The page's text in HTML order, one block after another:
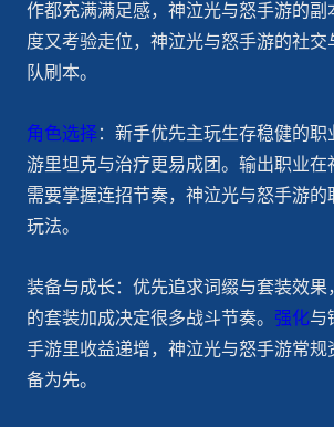
作都充满满足感，神泣光与怒手游的副
度又考验走位，神泣光与怒手游的社交
队刷本。
角色选择：新手优先主玩生存稳健的职
游里坦克与治疗更易成团。输出职业在
需要掌握连招节奏，神泣光与怒手游的
玩法。
装备与成长：优先追求词缀与套装效果
的套装加成决定很多战斗节奏。 强化与
手游里收益递增，神泣光与怒手游常规
备为先。